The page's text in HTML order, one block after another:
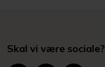
Skal vi være sociale?